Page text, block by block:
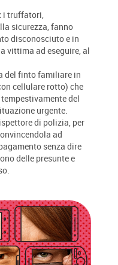
i truffatori,
sicurezza, fanno
disconosciuto e in
vittima ad eseguire, al
del finto familiare in
cellulare rotto) che
del
urgente.
di polizia, per
ad
senza dire
delle presunte e